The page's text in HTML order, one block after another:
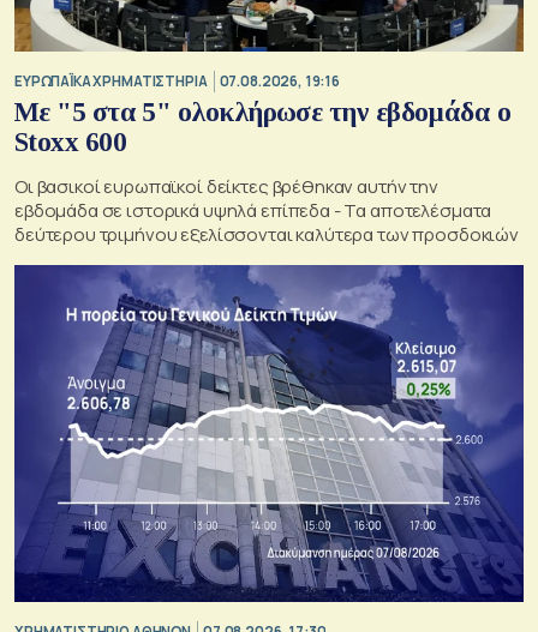
ΕΥΡΩΠΑΪΚΑ ΧΡΗΜΑΤΙΣΤΗΡΙΑ 07.08.2026, 19:16
Με "5 στα 5" ολοκλήρωσε την εβδομάδα ο
Stoxx 600
Οι βασικοί ευρωπαϊκοί δείκτες βρέθηκαν αυτήν την
εβδομάδα σε ιστορικά υψηλά επίπεδα - Τα αποτελέσματα
δεύτερου τριμήνου εξελίσσονται καλύτερα των προσδοκιών